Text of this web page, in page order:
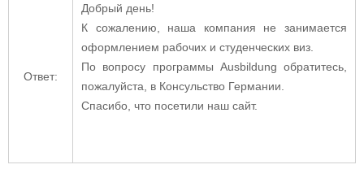
Ответ:
Добрый день!
К сожалению, наша компания не занимается
оформлением рабочих и студенческих виз.
По вопросу программы Ausbildung обратитесь,
пожалуйста, в Консульство Германии.
Спасибо, что посетили наш сайт.